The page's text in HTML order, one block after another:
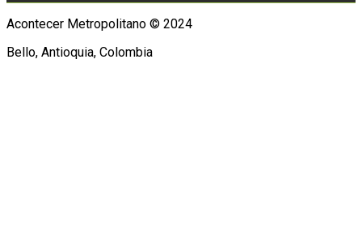
Acontecer Metropolitano © 2024
Bello, Antioquia, Colombia